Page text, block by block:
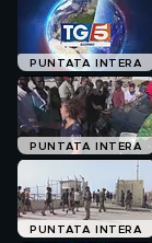
PUNTATA INTERA
PUNTATA INTERA
PUNTATA INTERA